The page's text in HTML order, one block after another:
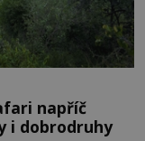
napříč
i dobrodruhy